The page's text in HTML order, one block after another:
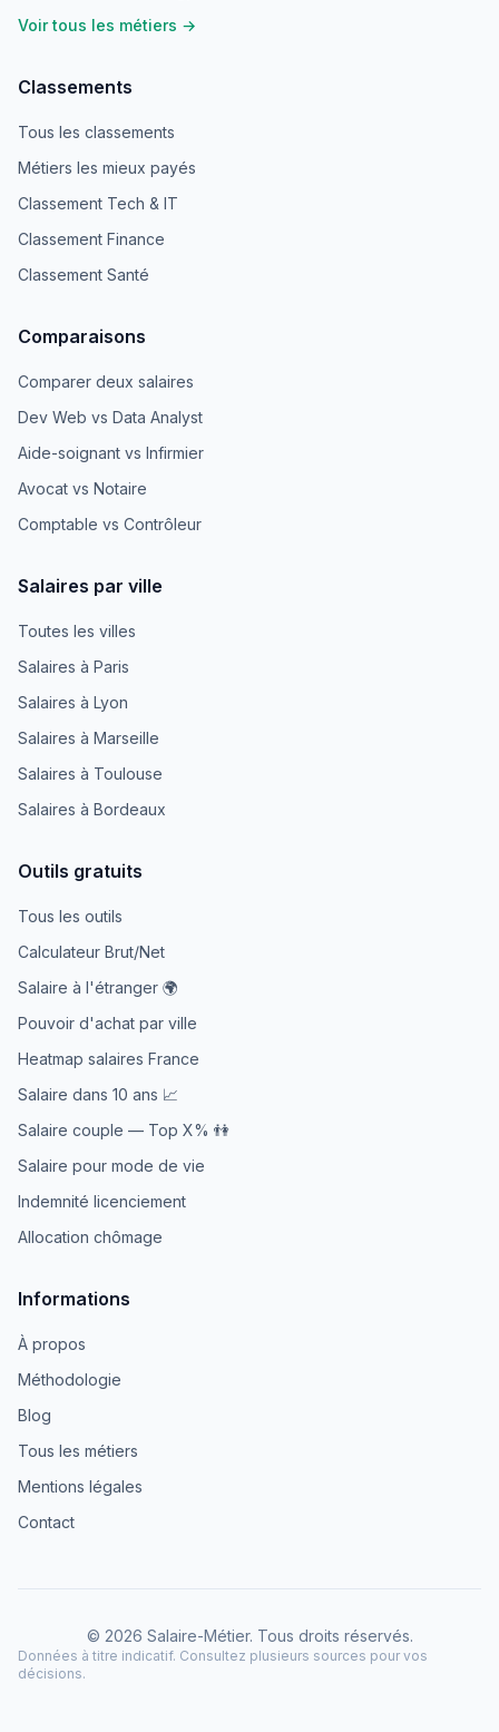
Voir tous les métiers →
Classements
Tous les classements
Métiers les mieux payés
Classement Tech & IT
Classement Finance
Classement Santé
Comparaisons
Comparer deux salaires
Dev Web vs Data Analyst
Aide-soignant vs Infirmier
Avocat vs Notaire
Comptable vs Contrôleur
Salaires par ville
Toutes les villes
Salaires à Paris
Salaires à Lyon
Salaires à Marseille
Salaires à Toulouse
Salaires à Bordeaux
Outils gratuits
Tous les outils
Calculateur Brut/Net
Salaire à l'étranger 🌍
Pouvoir d'achat par ville
Heatmap salaires France
Salaire dans 10 ans 📈
Salaire couple — Top X% 👫
Salaire pour mode de vie
Indemnité licenciement
Allocation chômage
Informations
À propos
Méthodologie
Blog
Tous les métiers
Mentions légales
Contact
© 2026 Salaire-Métier. Tous droits réservés.
Données à titre indicatif. Consultez plusieurs sources pour vos
décisions.